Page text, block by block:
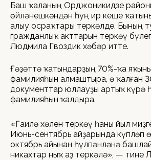
Баш ҡаланың Орджоникидзе
өйләнешкәндән һуң ир кеше
алыу осраҡтары теркәлде. Бының
гражданлыҡ акттарын теркәү
Людмила Гвоздик хәбәр итте.
Ғәҙәттә ҡатындарҙың 70%-ҡа
фамилияһын алмаштыра, ә ҡалған
документтар юллауҙы артыҡ күрә
фамилияһын ҡалдыра.
«Ғаилә хәлен теркәү һаны йыл
Июнь-сентябрь айҙарында күпләп
октябрь айынан һүлпәнләнә
никахтар ныҡ аҙ теркәлә», — тине